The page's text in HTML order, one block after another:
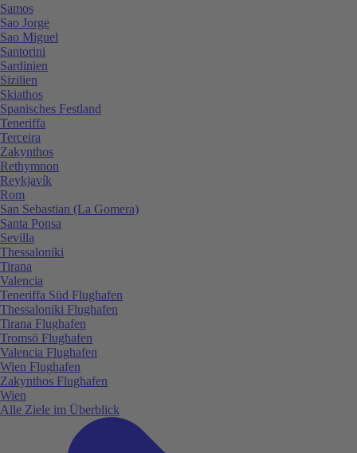
Samos
Sao Jorge
Sao Miguel
Santorini
Sardinien
Sizilien
Skiathos
Spanisches Festland
Teneriffa
Terceira
Zakynthos
Rethymnon
Reykjavík
Rom
San Sebastian (La Gomera)
Santa Ponsa
Sevilla
Thessaloniki
Tirana
Valencia
Teneriffa Süd Flughafen
Thessaloniki Flughafen
Tirana Flughafen
Tromsö Flughafen
Valencia Flughafen
Wien Flughafen
Zakynthos Flughafen
Wien
Alle Ziele im Überblick